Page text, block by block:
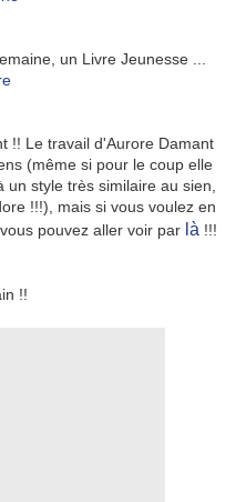
un Livre Jeunesse ...
!! Le travail d'Aurore Damant
(même si pour le coup elle
style très similaire au sien,
!!!), mais si vous voulez en
pouvez aller voir par là !!!
!!